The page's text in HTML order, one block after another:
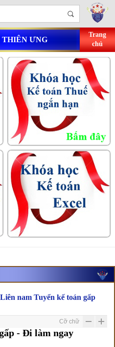
ƯNG
Trang
chủ
nam Tuyển kế toán gấp
Cỡ chữ
- Đi làm ngay